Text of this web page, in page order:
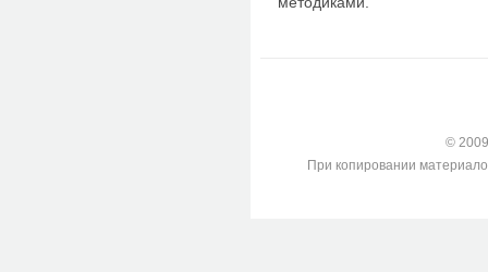
©
При копировании